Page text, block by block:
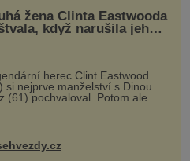
žena Clinta Eastwooda
když narušila jeho
herec Clint Eastwood
si nejprve manželství s Dinou
(61) pochvaloval. Potom ale
hollywoodský herec a